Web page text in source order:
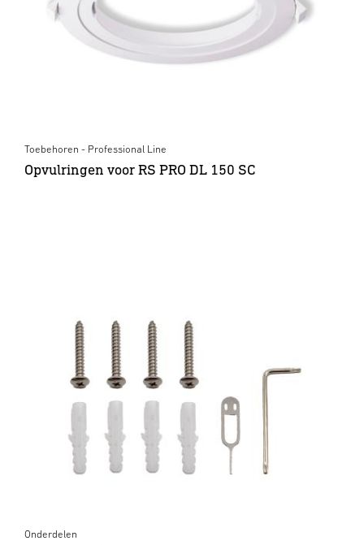
Toebehoren - Professional Line
Opvulringen voor RS PRO DL 150 SC
Onderdelen